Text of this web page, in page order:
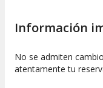
Información
No se admiten
atentamente tu